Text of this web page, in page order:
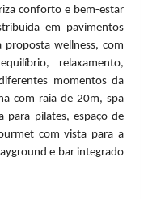
conforto e bem-estar
em pavimentos
proposta wellness, com
relaxamento,
momentos da
com raia de 20m, spa
para pilates, espaço de
com vista para a
e bar integrado